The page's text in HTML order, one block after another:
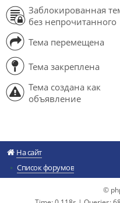
Заблокированная
без непрочитанного
Тема перемещена
Тема закреплена
Тема создана как
объявление
На сайт
Список форумов
©